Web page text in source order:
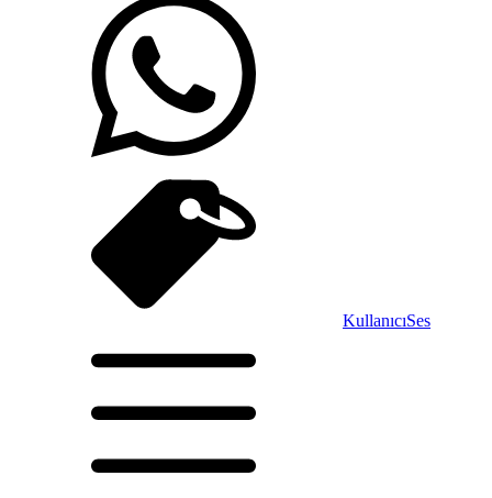
KullanıcıSes